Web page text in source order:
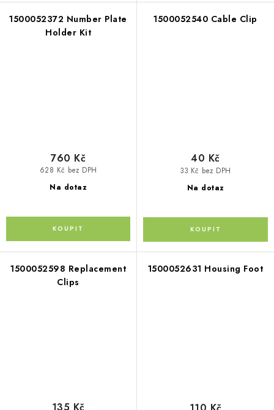
1500052372 Number Plate
Holder Kit
Na dotaz
628 Kč bez DPH
760 Kč
1500052540 Cable Clip
Na dotaz
33 Kč bez DPH
40 Kč
1500052598 Replacement
Clips
1500052631 Housing Foot